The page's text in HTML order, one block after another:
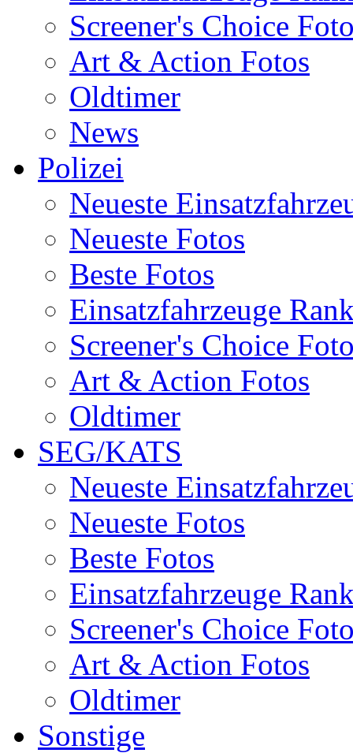
Screener's Choice
Art & Action Fotos
Oldtimer
News
Polizei
Neueste
Neueste Fotos
Beste Fotos
Einsatzfahrzeuge
Screener's Choice
Art & Action Fotos
Oldtimer
SEG/KATS
Neueste
Neueste Fotos
Beste Fotos
Einsatzfahrzeuge
Screener's Choice
Art & Action Fotos
Oldtimer
Sonstige